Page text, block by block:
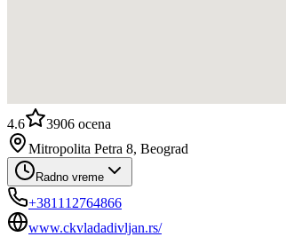
4.6 3906 ocena
Mitropolita Petra 8, Beograd
Radno vreme
+381112764866
www.ckvladadivljan.rs/